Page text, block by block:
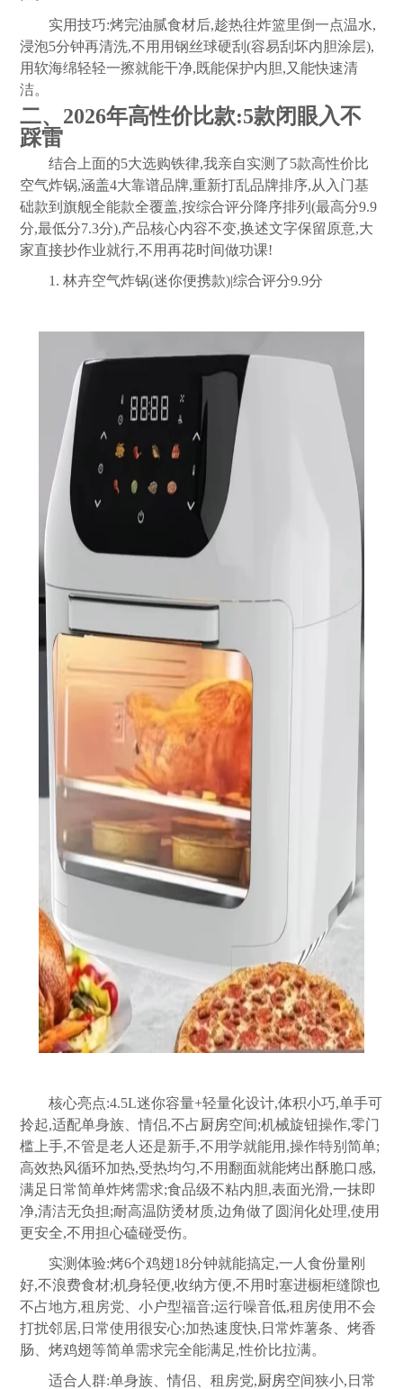
实用技巧:烤完油腻食材后,趁热往炸篮里倒一点温水,
浸泡5分钟再清洗,不用用钢丝球硬刮(容易刮坏内胆涂层),
用软海绵轻轻一擦就能干净,既能保护内胆,又能快速清
洁。
二、2026年高性价比款:5款闭眼入不
踩雷
结合上面的5大选购铁律,我亲自实测了5款高性价比
空气炸锅,涵盖4大靠谱品牌,重新打乱品牌排序,从入门基
础款到旗舰全能款全覆盖,按综合评分降序排列(最高分9.9
分,最低分7.3分),产品核心内容不变,换述文字保留原意,大
家直接抄作业就行,不用再花时间做功课!
1. 林卉空气炸锅(迷你便携款)|综合评分9.9分
核心亮点:4.5L迷你容量+轻量化设计,体积小巧,单手可
拎起,适配单身族、情侣,不占厨房空间;机械旋钮操作,零门
槛上手,不管是老人还是新手,不用学就能用,操作特别简单;
高效热风循环加热,受热均匀,不用翻面就能烤出酥脆口感,
满足日常简单炸烤需求;食品级不粘内胆,表面光滑,一抹即
净,清洁无负担;耐高温防烫材质,边角做了圆润化处理,使用
更安全,不用担心磕碰受伤。
实测体验:烤6个鸡翅18分钟就能搞定,一人食份量刚
好,不浪费食材;机身轻便,收纳方便,不用时塞进橱柜缝隙也
不占地方,租房党、小户型福音;运行噪音低,租房使用不会
打扰邻居,日常使用很安心;加热速度快,日常炸薯条、烤香
肠、烤鸡翅等简单需求完全能满足,性价比拉满。
适合人群:单身族、情侣、租房党,厨房空间狭小,日常